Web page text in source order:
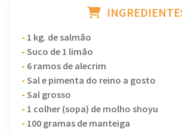
- 1 kg. de salmão
-Suco de 1 limão
- 6 ramos de alecrim
-Sal e pimenta do reino a gosto
-Sal grosso
- 1 colher (sopa) de molho shoyu
- 100 gramas de manteiga